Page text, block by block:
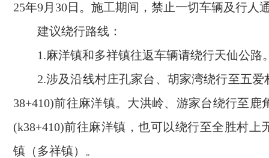
25年9月30日。施工期间，禁止一切车辆及行人
建议绕行路线：
1.麻洋镇和多祥镇往返车辆请绕行天仙公路
2.涉及沿线村庄孔家台、胡家湾绕行至五爱
38+410)前往麻洋镇。大洪岭、游家台绕行至鹿
(k38+410)前往麻洋镇，也可以绕行至全胜村上
镇（多祥镇）。